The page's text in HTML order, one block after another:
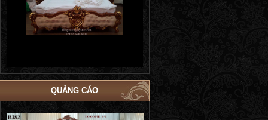
Bộ Giường Ngủ Tủ Áo Phòng Cưới Đẹp
| Đồ Gỗ Phú Hải GN183
Giường Ngủ Victoria Tân Cổ
Vàng | Đồ Gỗ Phú Hải GN176
QUẢNG CÁO